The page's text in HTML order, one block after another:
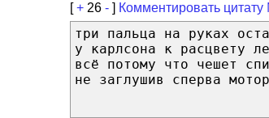
[+ 26 - ] Комментировать
три пальца на руках
у карлсона к расцвету
всё потому что чешет
не заглушив сперва мотор